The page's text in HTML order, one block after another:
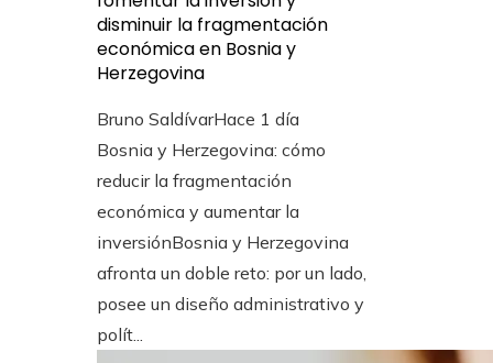
disminuir la fragmentación
económica en Bosnia y
Herzegovina
Bruno SaldívarHace 1 día
Bosnia y Herzegovina: cómo
reducir la fragmentación
económica y aumentar la
inversiónBosnia y Herzegovina
afronta un doble reto: por un lado,
posee un diseño administrativo y
polít...